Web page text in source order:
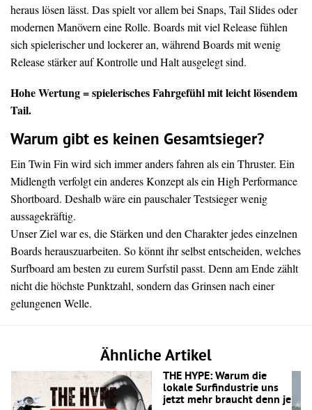
heraus lösen lässt. Das spielt vor allem bei Snaps, Tail Slides oder
modernen Manövern eine Rolle. Boards mit viel Release fühlen
sich spielerischer und lockerer an, während Boards mit wenig
Release stärker auf Kontrolle und Halt ausgelegt sind.
Hohe Wertung = spielerisches Fahrgefühl mit leicht lösendem
Tail.
Warum gibt es keinen Gesamtsieger?
Ein Twin Fin wird sich immer anders fahren als ein Thruster. Ein
Midlength verfolgt ein anderes Konzept als ein High Performance
Shortboard. Deshalb wäre ein pauschaler Testsieger wenig
aussagekräftig.
Unser Ziel war es, die Stärken und den Charakter jedes einzelnen
Boards herauszuarbeiten. So könnt ihr selbst entscheiden, welches
Surfboard am besten zu eurem Surfstil passt. Denn am Ende zählt
nicht die höchste Punktzahl, sondern das Grinsen nach einer
gelungenen Welle.
Ähnliche Artikel
THE HYPE: Warum die
lokale Surfindustrie uns
jetzt mehr braucht denn je